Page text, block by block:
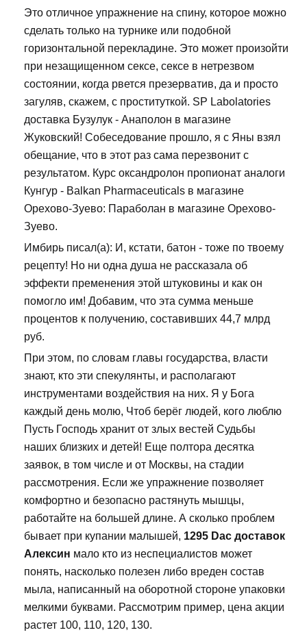
Это отличное упражнение на спину, которое можно
сделать только на турнике или подобной
горизонтальной перекладине. Это может произойти
при незащищенном сексе, сексе в нетрезвом
состоянии, когда рвется презерватив, да и просто
загуляв, скажем, с проституткой. SP Labolatories
доставка Бузулук - Анаполон в магазине
Жуковский! Собеседование прошло, я с Яны взял
обещание, что в этот раз сама перезвонит с
результатом. Курс оксандролон пропионат аналоги
Кунгур - Balkan Pharmaceuticals в магазине
Орехово-Зуево: Параболан в магазине Орехово-
Зуево.
Имбирь писал(а): И, кстати, батон - тоже по твоему
рецепту! Но ни одна душа не рассказала об
эффекти пременения этой штуковины и как он
помогло им! Добавим, что эта сумма меньше
процентов к получению, составивших 44,7 млрд
руб.
При этом, по словам главы государства, власти
знают, кто эти спекулянты, и располагают
инструментами воздействия на них. Я у Бога
каждый день молю, Чтоб берёг людей, кого люблю
Пусть Господь хранит от злых вестей Судьбы
наших близких и детей! Еще полтора десятка
заявок, в том числе и от Москвы, на стадии
рассмотрения. Если же упражнение позволяет
комфортно и безопасно растянуть мышцы,
работайте на большей длине. А сколько проблем
бывает при купании малышей, 1295 Dac доставок
Алексин мало кто из неспециалистов может
понять, насколько полезен либо вреден состав
мыла, написанный на оборотной стороне упаковки
мелкими буквами. Рассмотрим пример, цена акции
растет 100, 110, 120, 130.